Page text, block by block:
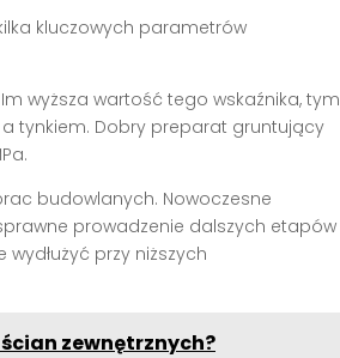
kluczowych parametrów
wyższa wartość tego wskaźnika, tym
tynkiem. Dobry preparat gruntujący
budowlanych. Nowoczesne
prowadzenie dalszych etapów
przy niższych
zewnętrznych?